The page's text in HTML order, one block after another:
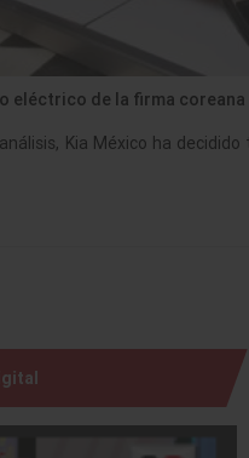
eléctrico de la firma
Kia México ha